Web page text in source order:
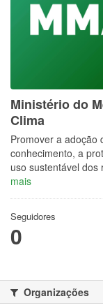
Ministério do
Clima
Promover a adoção
conhecimento, a
uso sustentável dos
mais
Seguidores
0
Organizações